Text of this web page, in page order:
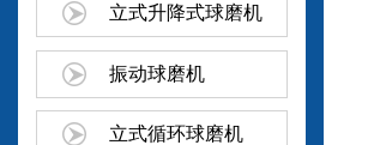
立式升降式球磨机
振动球磨机
立式循环球磨机